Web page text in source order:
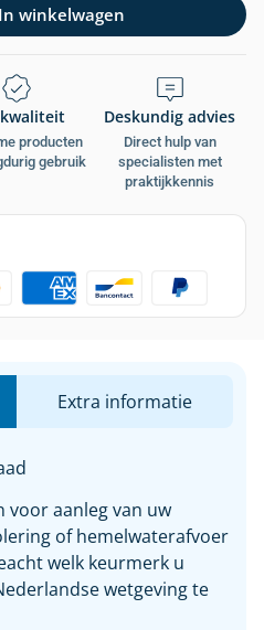
In winkelwagen
producten
gebruik
Deskundig advies
Direct hulp van
specialisten met
praktijkkennis
Extra informatie
voor aanleg van uw
of hemelwaterafvoer
welk keurmerk u
wetgeving te